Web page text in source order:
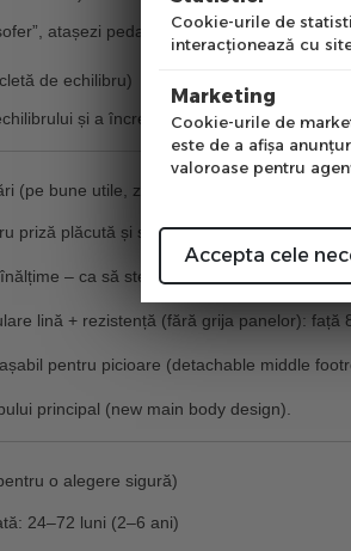
atașezi pedalele și trece la pedalat/
de echilibru)
și a încrederii, se transformă în
(pe bune utile, zi de zi)
priză plăcută și sigură.
– ca să stea corect în fiecare etapă.
lină + rezistență (fără grija panelor): față
pentru picioare (detachable middle
principal (new main body design).
o alegere sigură)
24–72 luni (2–6 ani)
Cookie-urile de
interacţionează cu
Marketing
Cookie-urile de
este de a afişa
valoroase pentru
Accepta cele